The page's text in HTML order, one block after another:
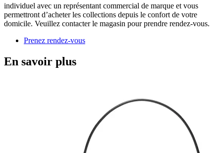
individuel avec un représentant commercial de marque et vous
permettront d’acheter les collections depuis le confort de votre
domicile. Veuillez contacter le magasin pour prendre rendez-vous.
Prenez rendez-vous
En savoir plus